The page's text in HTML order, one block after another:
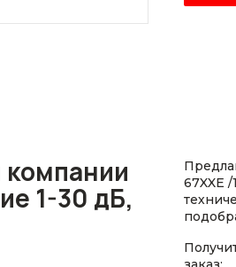
1-30 дБ,
67XXE